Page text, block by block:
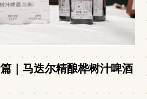
｜马迭尔精酿桦树汁啤酒